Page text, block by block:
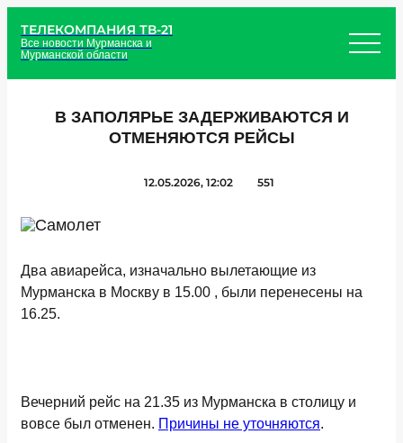
ТЕЛЕКОМПАНИЯ ТВ-21
Все новости Мурманска и
Мурманской области
В ЗАПОЛЯРЬЕ ЗАДЕРЖИВАЮТСЯ И
ОТМЕНЯЮТСЯ РЕЙСЫ
12.05.2026, 12:02 551
Два авиарейса, изначально вылетающие из
Мурманска в Москву в 15.00 , были перенесены на
16.25.
Вечерний рейс на 21.35 из Мурманска в столицу и
вовсе был отменен. Причины не уточняются.